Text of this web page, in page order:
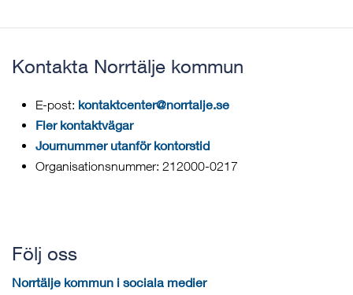
Kontakta Norrtälje kommun
E-post: kontaktcenter@norrtalje.se
Fler kontaktvägar
Journummer utanför kontorstid
Organisationsnummer: 212000-0217
Följ oss
Norrtälje kommun i sociala medier